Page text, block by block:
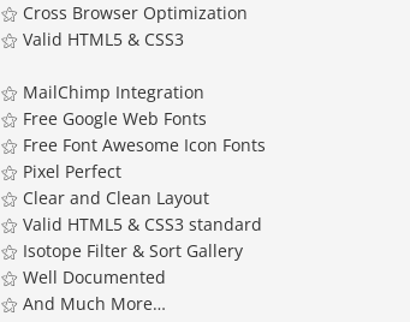
⚝ Cross Browser Optimization
⚝ Valid HTML5 & CSS3
⚝ MailChimp Integration
⚝ Free Google Web Fonts
⚝ Free Font Awesome Icon Fonts
⚝ Pixel Perfect
⚝ Clear and Clean Layout
⚝ Valid HTML5 & CSS3 standard
⚝ Isotope Filter & Sort Gallery
⚝ Well Documented
⚝ And Much More…